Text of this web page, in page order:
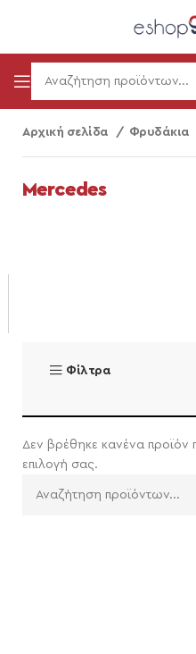
Αρχική σελίδα Φρυδάκια
Mercedes
Φίλτρα
Δεν βρέθηκε κανένα προϊόν
επιλογή σας.